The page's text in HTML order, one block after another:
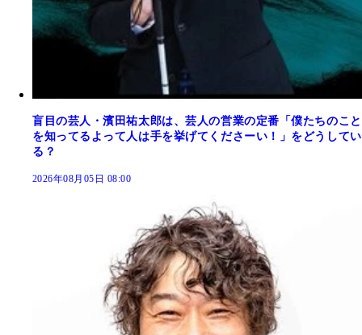
盲目の芸人・濱田祐太郎は、芸人の営業の定番「僕たちのこと
を知ってるよって人は手を挙げてくださーい！」をどうしてい
る？
2026年08月05日 08:00